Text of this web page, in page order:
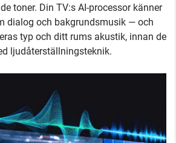
toner. Din TV:s AI-processor känner
dialog och bakgrundsmusik — och
typ och ditt rums akustik, innan de
ljudåterställningsteknik.